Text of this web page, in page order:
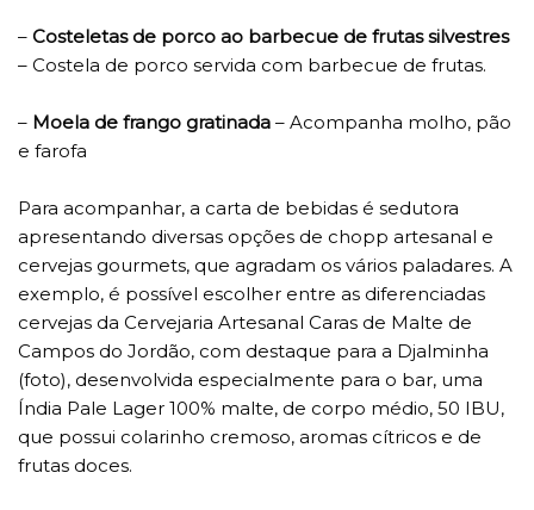
– Costeletas de porco ao barbecue de frutas silvestres
– Costela de porco servida com barbecue de frutas.
– Moela de frango gratinada – Acompanha molho, pão
e farofa
Para acompanhar, a carta de bebidas é sedutora
apresentando diversas opções de chopp artesanal e
cervejas gourmets, que agradam os vários paladares. A
exemplo, é possível escolher entre as diferenciadas
cervejas da Cervejaria Artesanal Caras de Malte de
Campos do Jordão, com destaque para a Djalminha
(foto), desenvolvida especialmente para o bar, uma
Índia Pale Lager 100% malte, de corpo médio, 50 IBU,
que possui colarinho cremoso, aromas cítricos e de
frutas doces.